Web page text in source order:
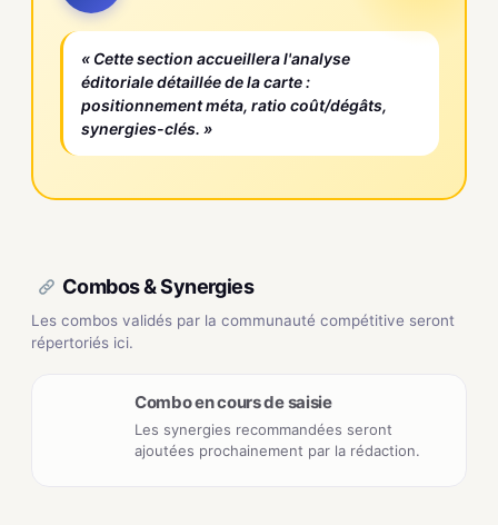
« Cette section accueillera l'analyse
éditoriale détaillée de la carte :
positionnement méta, ratio coût/dégâts,
synergies-clés. »
Combos & Synergies
Les combos validés par la communauté compétitive seront
répertoriés ici.
Combo en cours de saisie
Les synergies recommandées seront
ajoutées prochainement par la rédaction.